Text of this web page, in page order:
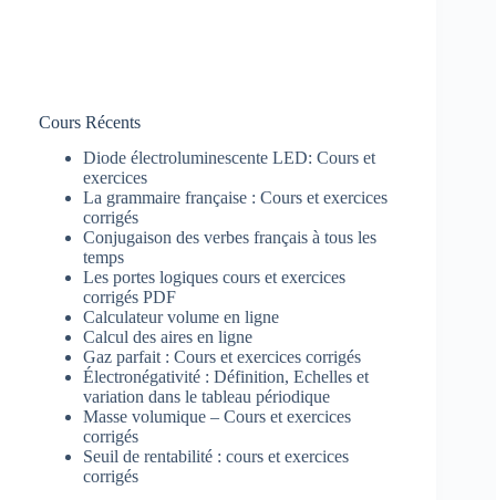
Cours Récents
Diode électroluminescente LED: Cours et
exercices
La grammaire française : Cours et exercices
corrigés
Conjugaison des verbes français à tous les
temps
Les portes logiques cours et exercices
corrigés PDF
Calculateur volume en ligne
Calcul des aires en ligne
Gaz parfait : Cours et exercices corrigés
Électronégativité : Définition, Echelles et
variation dans le tableau périodique
Masse volumique – Cours et exercices
corrigés
Seuil de rentabilité : cours et exercices
corrigés